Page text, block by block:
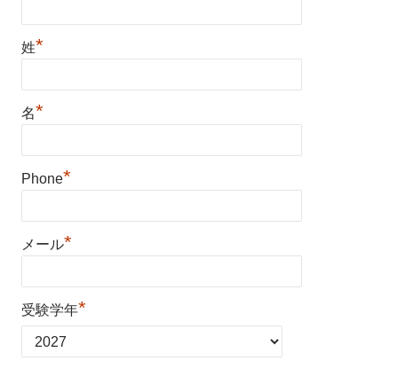
姓*
名*
Phone*
メール*
受験学年*